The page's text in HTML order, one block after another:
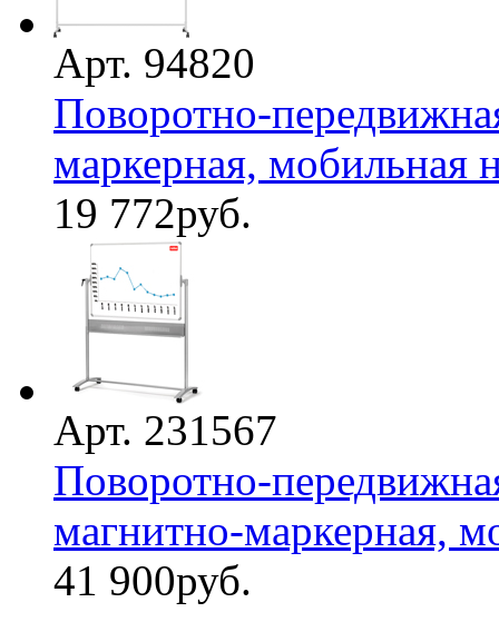
Арт. 94820
Поворотно-
маркерная, мобильная
19 772руб.
Арт. 231567
Поворотно-
магнитно-маркерная,
41 900руб.